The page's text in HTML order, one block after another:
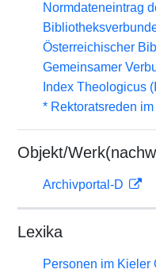
Normdateneintrag
Österreichischer
Gemeinsamer
Index Theologicus
* Rektoratsreden
Objekt/
Archivportal-D
Lexika
Personen im Kieler